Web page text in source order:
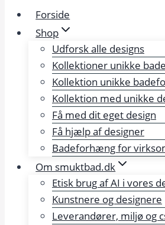
Forside
Shop
Udforsk alle designs
Kollektioner unikke
Kollektion unikke
Kollektion med unikke
Få med dit eget design
Få hjælp af designer
Badeforhæng for
Om smuktbad.dk
Etisk brug af AI i vores
Kunstnere og designere
Leverandører, miljø og